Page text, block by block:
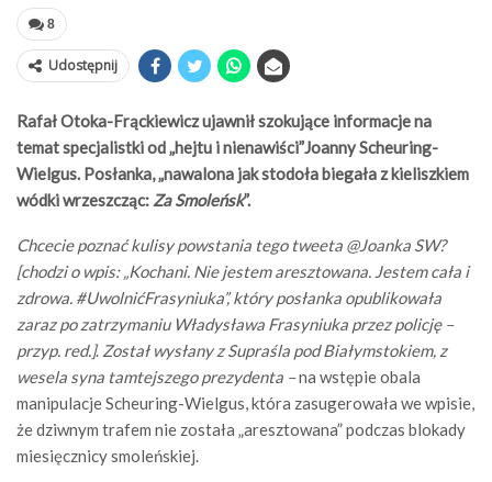
8
Udostępnij
Rafał Otoka-Frąckiewicz ujawnił szokujące informacje na
temat specjalistki od „hejtu i nienawiści”Joanny Scheuring-
Wielgus. Posłanka, „nawalona jak stodoła biegała z kieliszkiem
wódki wrzeszcząc: Za Smoleńsk”.
Chcecie poznać kulisy powstania tego tweeta @Joanka SW?
[chodzi o wpis: „Kochani. Nie jestem aresztowana. Jestem cała i
zdrowa. #UwolnićFrasyniuka”, który posłanka opublikowała
zaraz po zatrzymaniu Władysława Frasyniuka przez policję –
przyp. red.]. Został wysłany z Supraśla pod Białymstokiem, z
wesela syna tamtejszego prezydenta –na wstępie obala
manipulacje Scheuring-Wielgus, która zasugerowała we wpisie,
że dziwnym trafem nie została „aresztowana” podczas blokady
miesięcznicy smoleńskiej.